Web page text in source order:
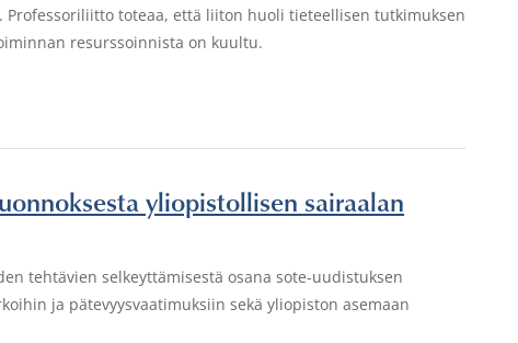
Professoriliitto toteaa, että liiton huoli tieteellisen tutkimuksen
resurssoinnista on kuultu.
yliopistollisen sairaalan
tehtävien selkeyttämisestä osana sote-uudistuksen
ja pätevyysvaatimuksiin sekä yliopiston asemaan